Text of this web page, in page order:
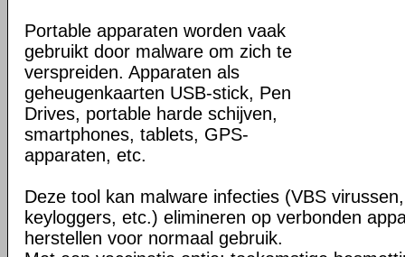
Portable apparaten worden vaak
gebruikt door malware om zich te
verspreiden. Apparaten als
geheugenkaarten USB-stick, Pen
Drives, portable harde schijven,
smartphones, tablets, GPS-
apparaten, etc.
Deze tool kan malware infecties (VBS
keyloggers, etc.) elimineren op verbonden
herstellen voor normaal gebruik.